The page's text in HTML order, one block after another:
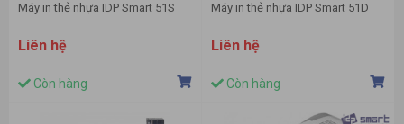
Máy in thẻ nhựa IDP Smart 51S
Liên hệ
Còn hàng
Máy in thẻ nhựa IDP Smart 51D
Liên hệ
Còn hàng